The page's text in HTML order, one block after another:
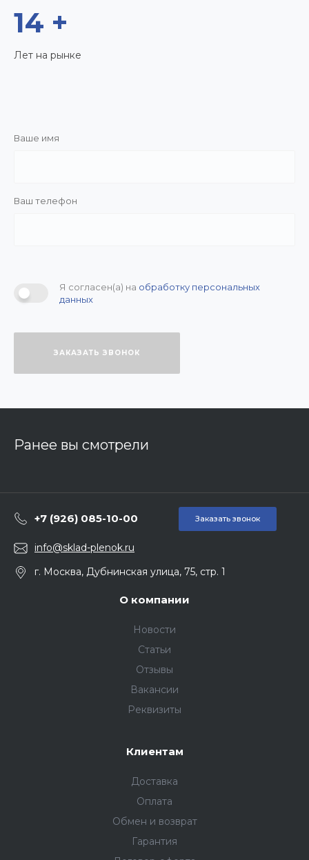
14 +
Лет на рынке
Ваше имя
Ваш телефон
Я согласен(а) на обработку персональных
данных
ЗАКАЗАТЬ ЗВОНОК
Ранее вы смотрели
+7 (926) 085-10-00 Заказать звонок
info@sklad-plenok.ru
г. Москва, Дубнинская улица, 75, стр. 1
О компании
Новости
Статьи
Отзывы
Вакансии
Реквизиты
Клиентам
Доставка
Оплата
Обмен и возврат
Гарантия